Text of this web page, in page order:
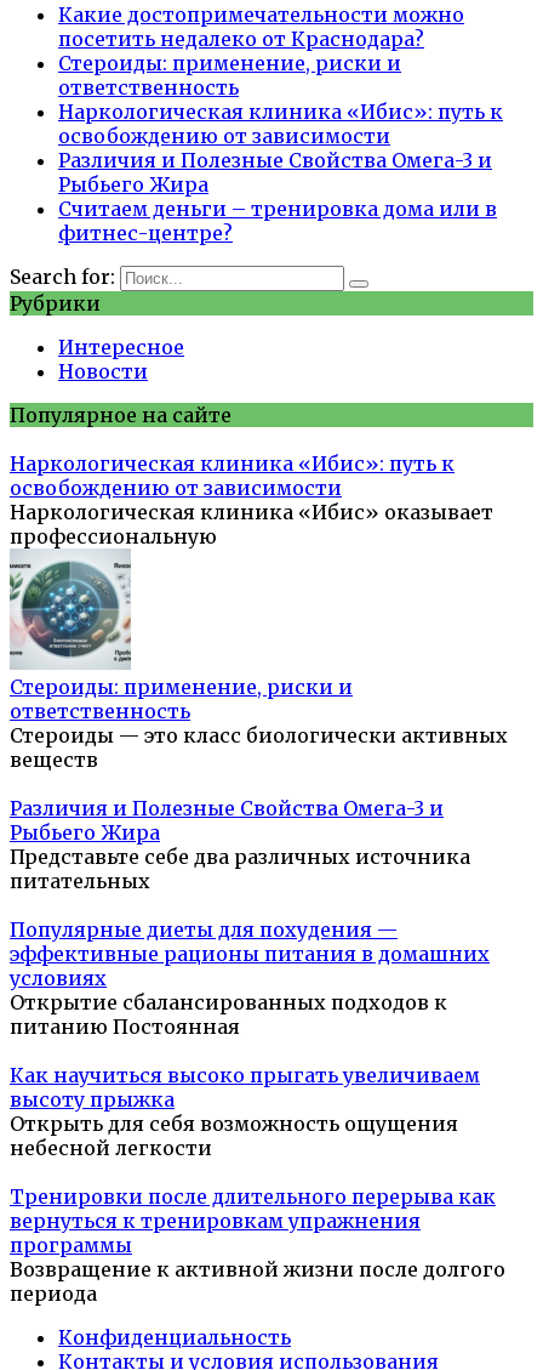
Какие достопримечательности можно
посетить недалеко от Краснодара?
Стероиды: применение, риски и
ответственность
Наркологическая клиника «Ибис»: путь к
освобождению от зависимости
Различия и Полезные Свойства Омега-3 и
Рыбьего Жира
Считаем деньги – тренировка дома или в
фитнес-центре?
Search for:
Рубрики
Интересное
Новости
Популярное на сайте
Наркологическая клиника «Ибис»: путь к
освобождению от зависимости
Наркологическая клиника «Ибис» оказывает
профессиональную
Стероиды: применение, риски и
ответственность
Стероиды — это класс биологически активных
веществ
Различия и Полезные Свойства Омега-3 и
Рыбьего Жира
Представьте себе два различных источника
питательных
Популярные диеты для похудения —
эффективные рационы питания в домашних
условиях
Открытие сбалансированных подходов к
питанию Постоянная
Как научиться высоко прыгать увеличиваем
высоту прыжка
Открыть для себя возможность ощущения
небесной легкости
Тренировки после длительного перерыва как
вернуться к тренировкам упражнения
программы
Возвращение к активной жизни после долгого
периода
Конфиденциальность
Контакты и условия использования